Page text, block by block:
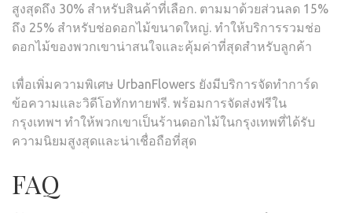
สูงสุดถึง 30% สำหรับสินค้าที่เลือก. ตามมาด้วยส่วนลด 15%
ถึง 25% สำหรับช่อดอกไม้ขนาดใหญ่. ทำให้บริการรวมช่อ
ดอกไม้ของพวกเขาน่าสนใจและคุ้มค่าที่สุดสำหรับลูกค้า
เพื่อเพิ่มความพิเศษ UrbanFlowers ยังมีบริการจัดทำการ์ด
ข้อความและวิดีโอทักทายฟรี. พร้อมการจัดส่งฟรีใน
กรุงเทพฯ ทำให้พวกเขาเป็นร้านดอกไม้ในกรุงเทพที่ได้รับ
ความนิยมสูงสุดและน่าเชื่อถือที่สุด
FAQ